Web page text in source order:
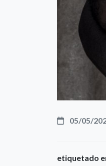
05/05/
etiquetado